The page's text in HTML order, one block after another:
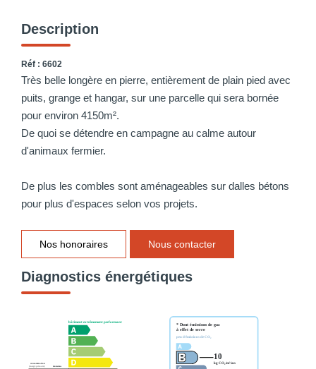
Description
Réf : 6602
Très belle longère en pierre, entièrement de plain pied avec
puits, grange et hangar, sur une parcelle qui sera bornée
pour environ 4150m².
De quoi se détendre en campagne au calme autour
d'animaux fermier.
De plus les combles sont aménageables sur dalles bétons
pour plus d'espaces selon vos projets.
Nos honoraires Nous contacter
Diagnostics énergétiques